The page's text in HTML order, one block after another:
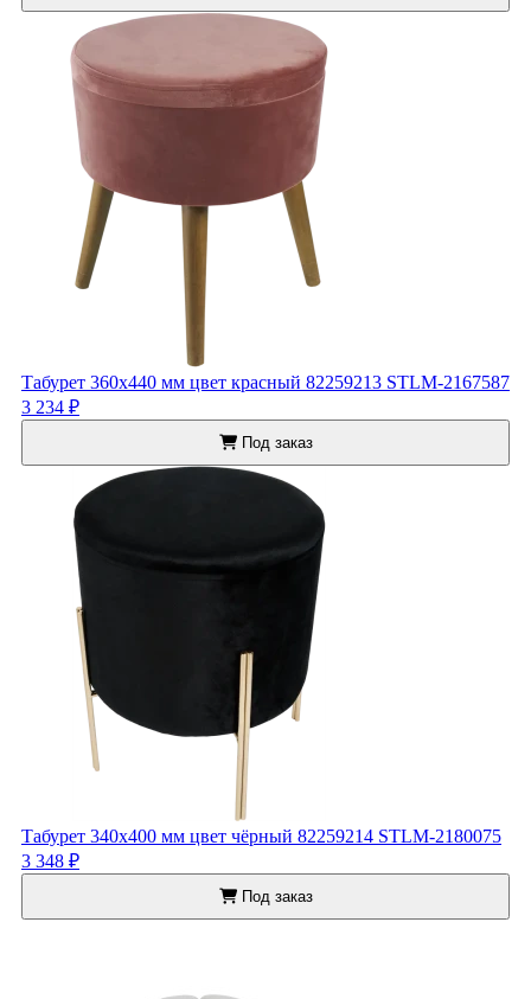
Табурет 360x440 мм цвет красный 82259213 STLM-2167587
3 234 ₽
Под заказ
Табурет 340x400 мм цвет чёрный 82259214 STLM-2180075
3 348 ₽
Под заказ